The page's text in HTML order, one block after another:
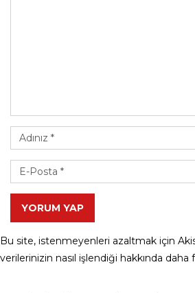
YORUM YAP
Bu site, istenmeyenleri azaltmak için
verilerinizin nasıl işlendiği hakkında daha